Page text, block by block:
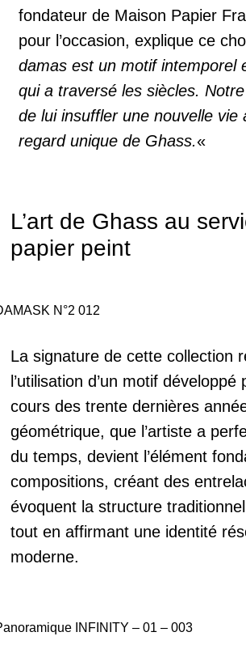
fondateur de Maison Papier
pour l’occasion, explique ce
damas est un motif intemporel
qui a traversé les siècles.
de lui insuffler une nouvelle vie
regard unique de Ghass.«
L’art de Ghass au
papier peint
N°2 012
La signature de cette collection
l’utilisation d’un motif
cours des trente dernières
géométrique, que l’artiste a
du temps, devient l’élément
compositions, créant des
évoquent la structure
tout en affirmant une identité
moderne.
INFINITY – 01 – 003